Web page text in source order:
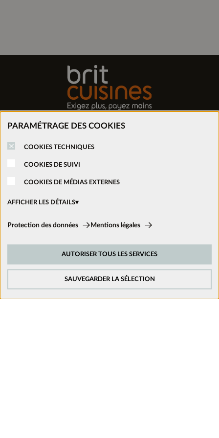
PARAMÉTRAGE DES COOKIES
COOKIES TECHNIQUES
COOKIES DE SUIVI
COOKIES DE MÉDIAS EXTERNES
AFFICHER LES DÉTAILS
Cookies techniques:
Afin d’améliorer constamment notre site web, nous analysons le
comportement de nos visiteurs. Pour cela, nous utilisons des cookies de
Protection des données Mentions légales
SAUVEGARDER LA SÉLECTION
AUTORISER TOUS LES SERVICES
Trouver mon magasin
Nous rejoindre
Nous suivre sur les réseaux